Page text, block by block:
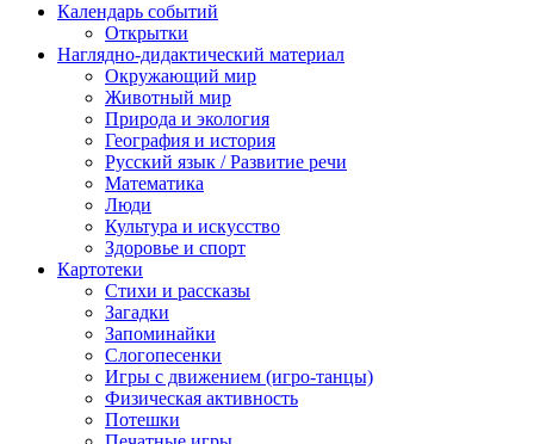
Календарь событий
Открытки
Наглядно-дидактический материал
Окружающий мир
Животный мир
Природа и экология
География и история
Русский язык / Развитие речи
Математика
Люди
Культура и искусство
Здоровье и спорт
Картотеки
Стихи и рассказы
Загадки
Запоминайки
Слогопесенки
Игры с движением (игро-танцы)
Физическая активность
Потешки